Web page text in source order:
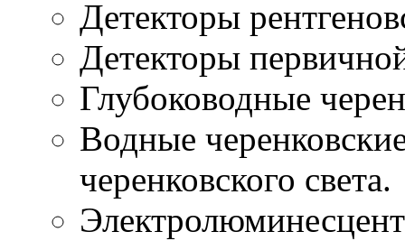
Детекторы
Детекторы
Глубоководные
Водные
черенковского света.